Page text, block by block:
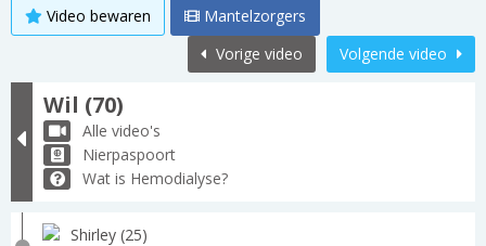
Video bewaren
Mantelzorgers
Volgende video
Vorige video
Wil (70)
Alle video's
Nierpaspoort
Wat is Hemodialyse?
Shirley (25)